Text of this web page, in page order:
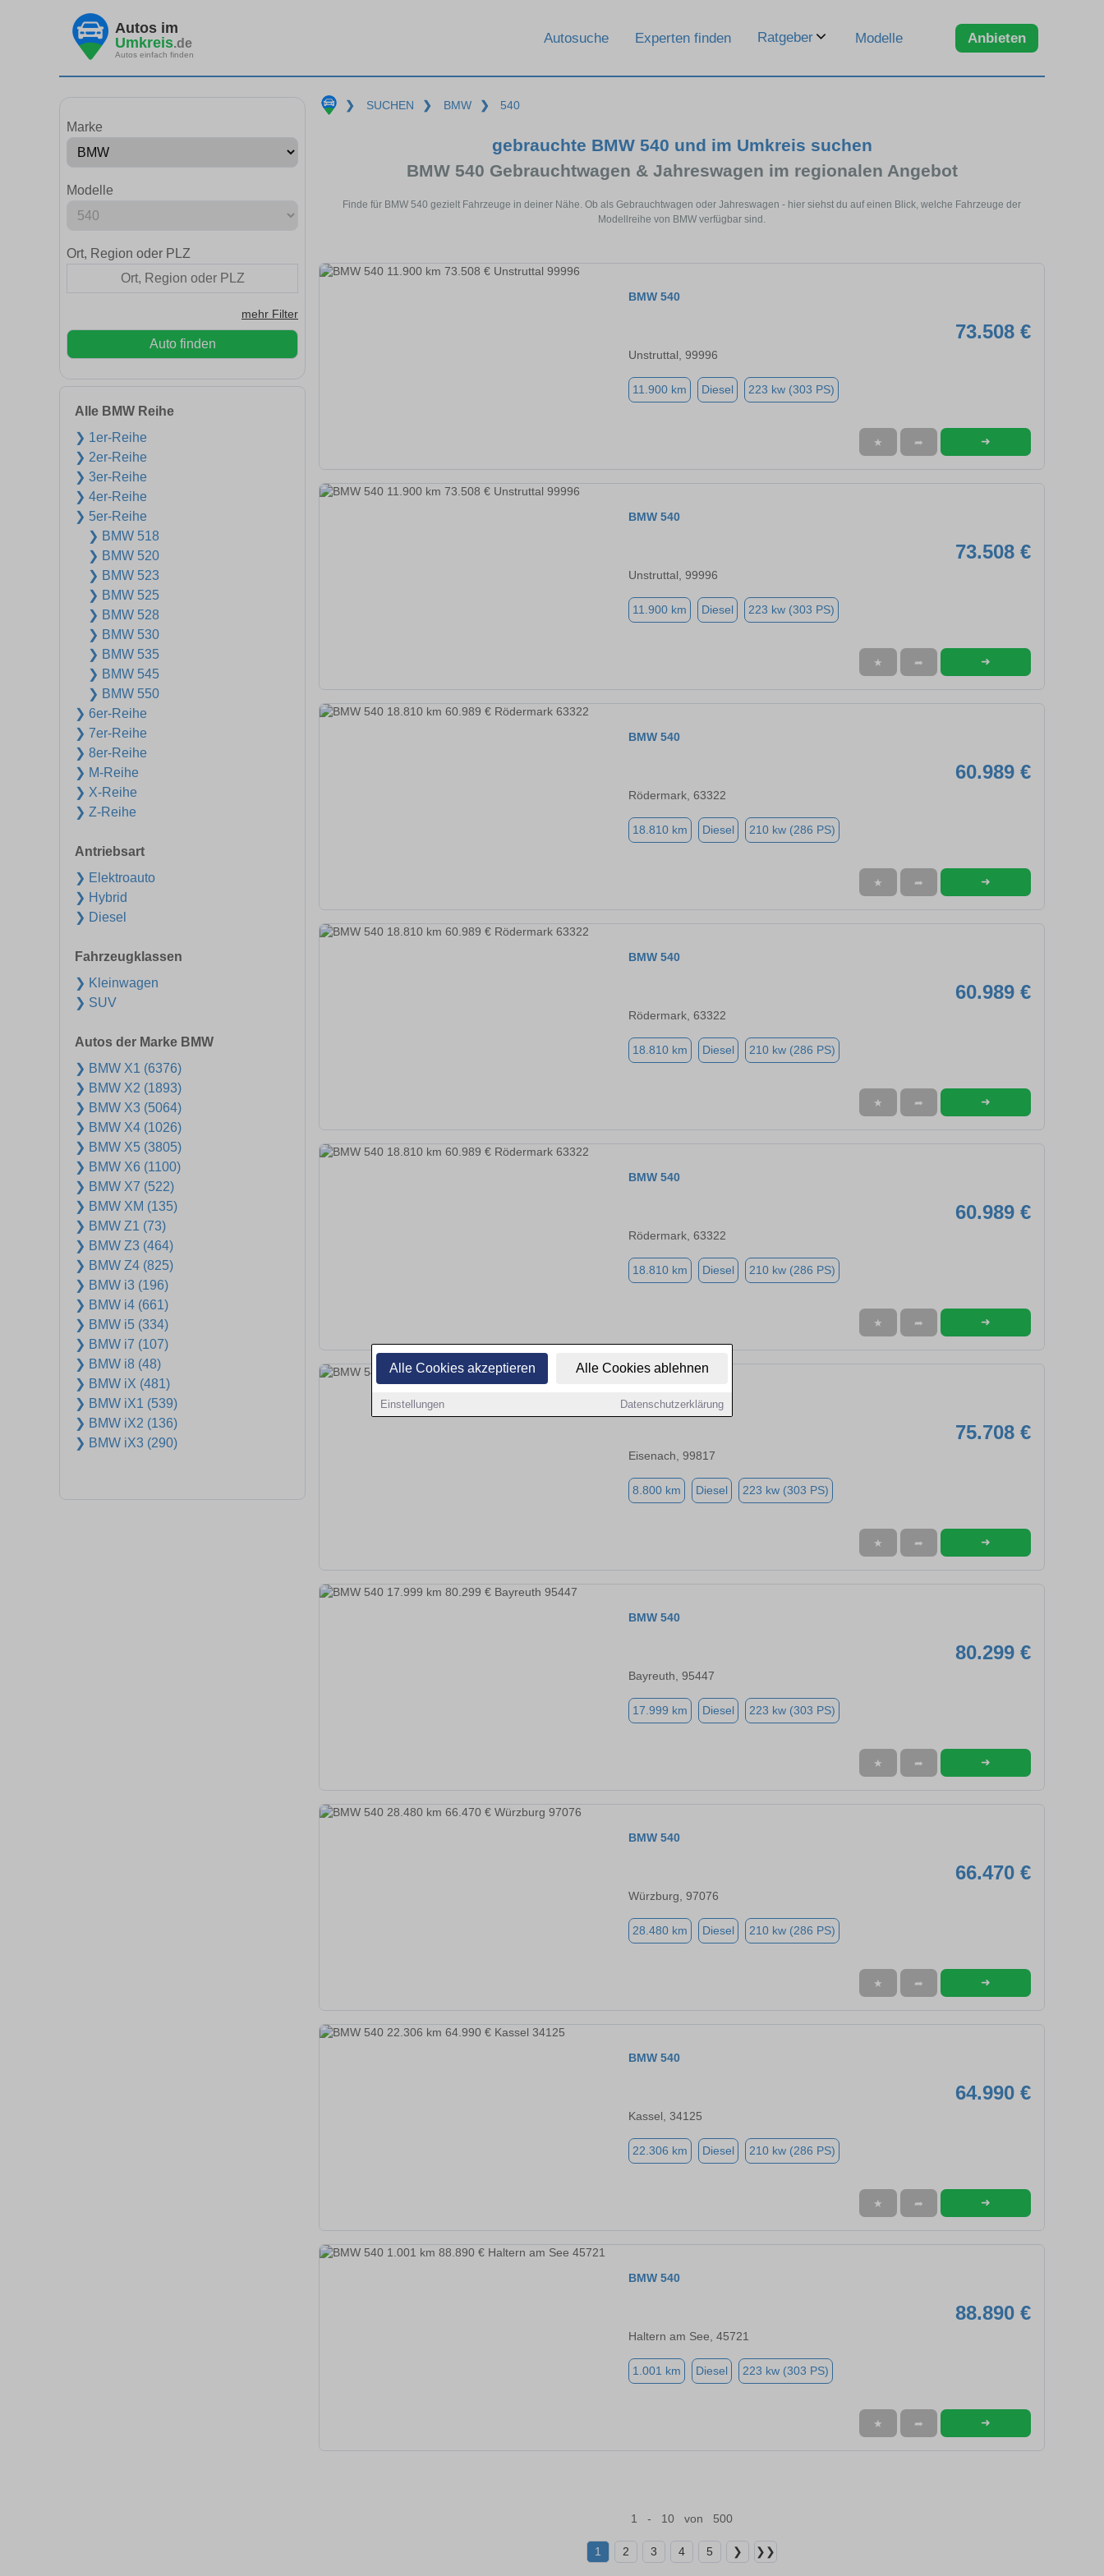
Alle Cookies akzeptieren Alle Cookies ablehnen
Einstellungen Datenschutzerklärung
Autos im
Umkreis.de
Autos einfach finden
Autosuche Experten finden Ratgeber Modelle Anbieten
Marke
Modelle
Ort, Region oder PLZ
mehr Filter
Auto finden
Alle BMW Reihe
❯ 1er-Reihe
❯ 2er-Reihe
❯ 3er-Reihe
❯ 4er-Reihe
❯ 5er-Reihe
❯ BMW 518
❯ BMW 520
❯ BMW 523
❯ BMW 525
❯ BMW 528
❯ BMW 530
❯ BMW 535
❯ BMW 545
❯ BMW 550
❯ 6er-Reihe
❯ 7er-Reihe
❯ 8er-Reihe
❯ M-Reihe
❯ X-Reihe
❯ Z-Reihe
Antriebsart
❯ Elektroauto
❯ Hybrid
❯ Diesel
Fahrzeugklassen
❯ Kleinwagen
❯ SUV
Autos der Marke BMW
❯ BMW X1 (6376)
❯ BMW X2 (1893)
❯ BMW X3 (5064)
❯ BMW X4 (1026)
❯ BMW X5 (3805)
❯ BMW X6 (1100)
❯ BMW X7 (522)
❯ BMW XM (135)
❯ BMW Z1 (73)
❯ BMW Z3 (464)
❯ BMW Z4 (825)
❯ BMW i3 (196)
❯ BMW i4 (661)
❯ BMW i5 (334)
❯ BMW i7 (107)
❯ BMW i8 (48)
❯ BMW iX (481)
❯ BMW iX1 (539)
❯ BMW iX2 (136)
❯ BMW iX3 (290)
❯ SUCHEN ❯ BMW ❯ 540
gebrauchte BMW 540 und im Umkreis suchen
BMW 540 Gebrauchtwagen & Jahreswagen im regionalen Angebot
Finde für BMW 540 gezielt Fahrzeuge in deiner Nähe. Ob als Gebrauchtwagen oder Jahreswagen - hier siehst du auf einen Blick, welche Fahrzeuge der
Modellreihe von BMW verfügbar sind.
BMW 540
73.508 €
Unstruttal, 99996
11.900 km Diesel 223 kw (303 PS)
★ ➦ ➜
BMW 540
73.508 €
Unstruttal, 99996
11.900 km Diesel 223 kw (303 PS)
★ ➦ ➜
BMW 540
60.989 €
Rödermark, 63322
18.810 km Diesel 210 kw (286 PS)
★ ➦ ➜
BMW 540
60.989 €
Rödermark, 63322
18.810 km Diesel 210 kw (286 PS)
★ ➦ ➜
BMW 540
60.989 €
Rödermark, 63322
18.810 km Diesel 210 kw (286 PS)
★ ➦ ➜
BMW 540
75.708 €
Eisenach, 99817
8.800 km Diesel 223 kw (303 PS)
★ ➦ ➜
BMW 540
80.299 €
Bayreuth, 95447
17.999 km Diesel 223 kw (303 PS)
★ ➦ ➜
BMW 540
66.470 €
Würzburg, 97076
28.480 km Diesel 210 kw (286 PS)
★ ➦ ➜
BMW 540
64.990 €
Kassel, 34125
22.306 km Diesel 210 kw (286 PS)
★ ➦ ➜
BMW 540
88.890 €
Haltern am See, 45721
1.001 km Diesel 223 kw (303 PS)
★ ➦ ➜
1 - 10 von 500
1 2 3 4 5 ❯ ❯❯